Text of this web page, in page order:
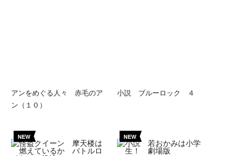
アンをめぐる人々 赤毛のア
ン（１０）
小説 ブルーロック ４
NEW NEW